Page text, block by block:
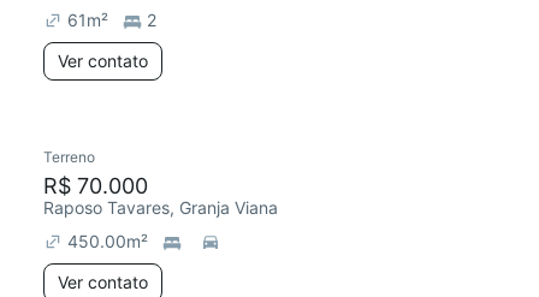
61m²
2
Ver contato
Terreno
R$ 70.000
Raposo Tavares, Granja Viana
450.00m²
Ver contato